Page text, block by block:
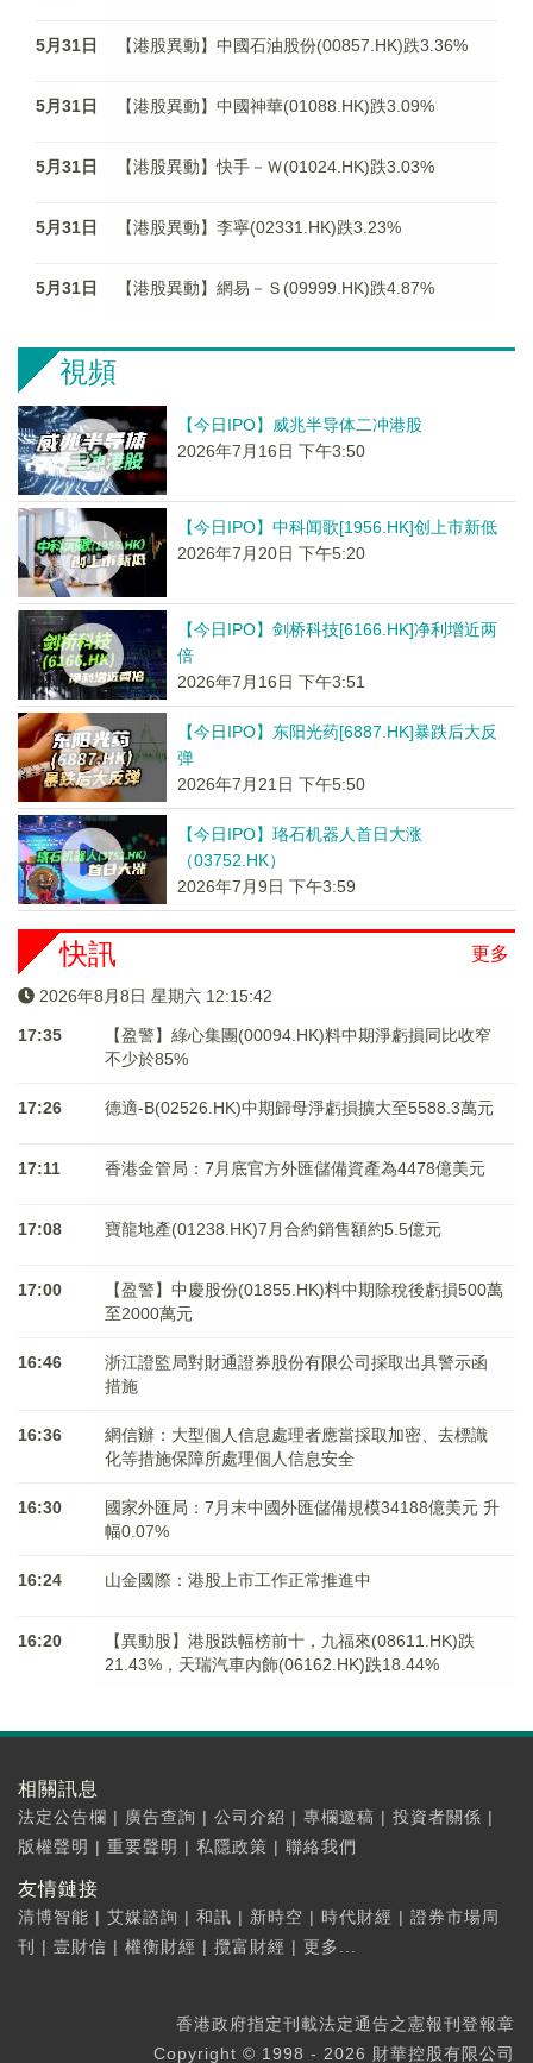
5月31日 【港股異動】中國石油股份(00857.HK)跌3.36%
5月31日 【港股異動】中國神華(01088.HK)跌3.09%
5月31日 【港股異動】快手－Ｗ(01024.HK)跌3.03%
5月31日 【港股異動】李寧(02331.HK)跌3.23%
5月31日 【港股異動】網易－Ｓ(09999.HK)跌4.87%
視頻
【今日IPO】威兆半导体二冲港股
2026年7月16日 下午3:50
【今日IPO】中科闻歌[1956.HK]创上市新低
2026年7月20日 下午5:20
【今日IPO】剑桥科技[6166.HK]净利增近两
倍
2026年7月16日 下午3:51
【今日IPO】东阳光药[6887.HK]暴跌后大反
弹
2026年7月21日 下午5:50
【今日IPO】珞石机器人首日大涨
（03752.HK）
2026年7月9日 下午3:59
更多
快訊
2026年8月8日 星期六 12:15:42
17:35
【盈警】綠心集團(00094.HK)料中期淨虧損同比收窄
不少於85%
17:26 德適-B(02526.HK)中期歸母淨虧損擴大至5588.3萬元
17:11 香港金管局：7月底官方外匯儲備資產為4478億美元
17:08 寶龍地產(01238.HK)7月合約銷售額約5.5億元
17:00
【盈警】中慶股份(01855.HK)料中期除稅後虧損500萬
至2000萬元
16:46
浙江證監局對財通證券股份有限公司採取出具警示函
措施
16:36
網信辦：大型個人信息處理者應當採取加密、去標識
化等措施保障所處理個人信息安全
16:30
國家外匯局：7月末中國外匯儲備規模34188億美元 升
幅0.07%
16:24 山金國際：港股上市工作正常推進中
16:20
【異動股】港股跌幅榜前十，九福來(08611.HK)跌
21.43%，天瑞汽車内飾(06162.HK)跌18.44%
相關訊息
法定公告欄 | 廣告查詢 | 公司介紹 | 專欄邀稿 | 投資者關係 |
版權聲明 | 重要聲明 | 私隱政策 | 聯絡我們
友情鏈接
清博智能 | 艾媒諮詢 | 和訊 | 新時空 | 時代財經 | 證券市場周
刊
| 壹財信 | 權衡財經 | 攬富財經 | 更多...
香港政府指定刊載法定通告之憲報刊登報章
Copyright © 1998 - 2026 財華控股有限公司